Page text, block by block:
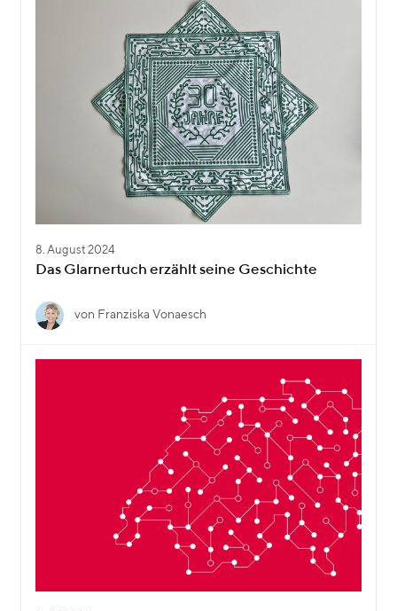
8. August 2024
Das Glarnertuch erzählt seine Geschichte
von Franziska Vonaesch